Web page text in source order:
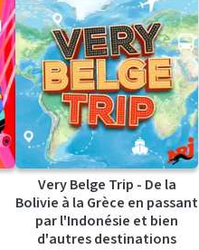
Very Belge Trip - De la
Bolivie à la Grèce en passant
par l'Indonésie et bien
d'autres destinations